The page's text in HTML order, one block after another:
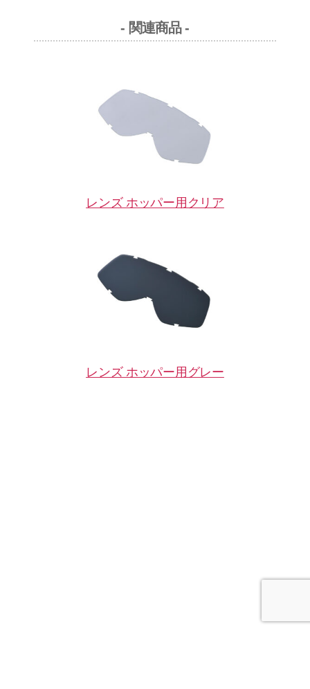
- 関連商品 -
レンズ ホッパー用クリア
レンズ ホッパー用グレー